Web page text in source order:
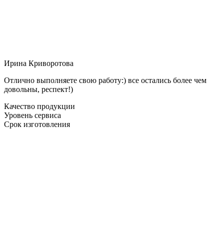
Ирина Криворотова
Отлично выполняете свою работу:) все остались более чем
довольны, респект!)
Качество продукции
Уровень сервиса
Срок изготовления